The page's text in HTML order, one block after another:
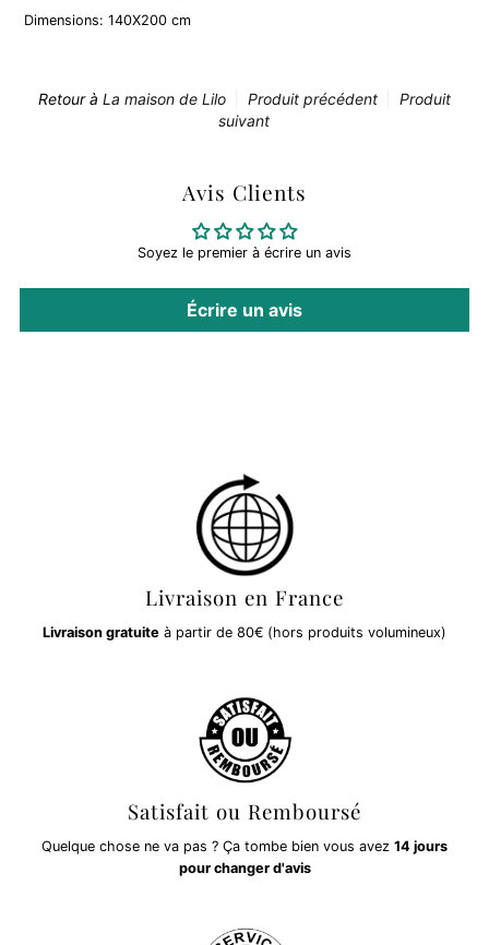
Dimensions: 140X200 cm
Retour à La maison de Lilo Produit précédent
Produit
suivant
Avis Clients
Soyez le premier à écrire un avis
Écrire un avis
Livraison en France
Livraison gratuite à partir de 80€ (hors produits volumineux)
Satisfait ou Remboursé
Quelque chose ne va pas ? Ça tombe bien vous avez 14 jours
pour changer d'avis